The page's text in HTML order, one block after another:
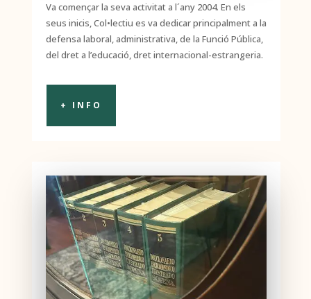
Va començar la seva activitat a l´any 2004. En els
seus inicis, Col•lectiu es va dedicar principalment a la
defensa laboral, administrativa, de la Funció Pública,
del dret a l’educació, dret internacional-estrangeria.
+ INFO